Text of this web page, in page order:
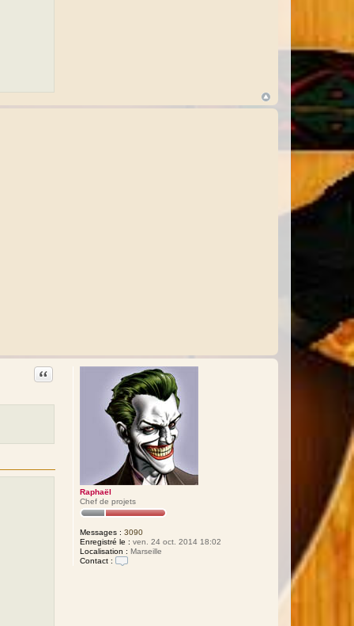
Raphaël
Chef de projets
Messages : 3090
Enregistré le : ven. 24 oct. 2014 18:02
Localisation : Marseille
Contact :
Citation